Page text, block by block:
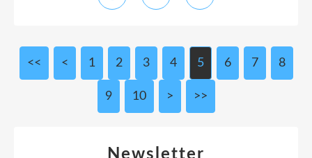
<< < 1 2 3 4 5 6 7 8
9 10 > >>
Newsletter